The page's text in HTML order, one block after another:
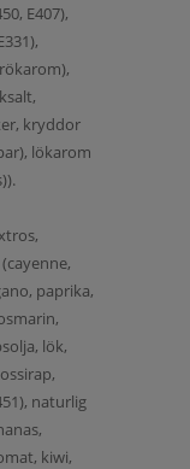
E407),
kryddor
lökarom
paprika,
lök,
naturlig
kiwi,